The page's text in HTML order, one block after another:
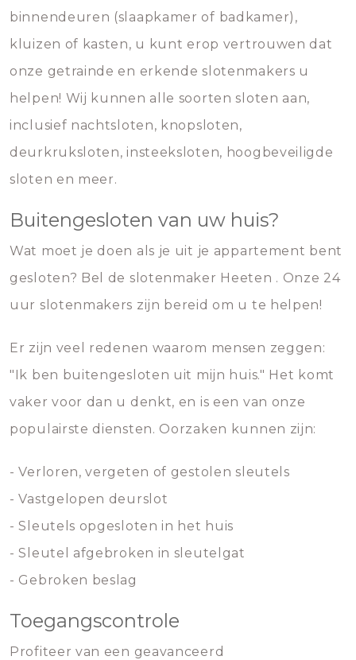
binnendeuren (slaapkamer of badkamer),
kluizen of kasten, u kunt erop vertrouwen dat
onze getrainde en erkende slotenmakers u
helpen! Wij kunnen alle soorten sloten aan,
inclusief nachtsloten, knopsloten,
deurkruksloten, insteeksloten, hoogbeveiligde
sloten en meer.
Buitengesloten van uw huis?
Wat moet je doen als je uit je appartement bent
gesloten? Bel de slotenmaker Heeten . Onze 24
uur slotenmakers zijn bereid om u te helpen!
Er zijn veel redenen waarom mensen zeggen:
"Ik ben buitengesloten uit mijn huis." Het komt
vaker voor dan u denkt, en is een van onze
populairste diensten. Oorzaken kunnen zijn:
- Verloren, vergeten of gestolen sleutels
- Vastgelopen deurslot
- Sleutels opgesloten in het huis
- Sleutel afgebroken in sleutelgat
- Gebroken beslag
Toegangscontrole
Profiteer van een geavanceerd